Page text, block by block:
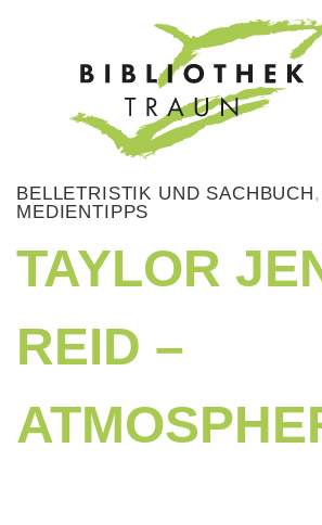
BELLETRISTIK UND SACHBUCH,
MEDIENTIPPS
TAYLOR
REID –